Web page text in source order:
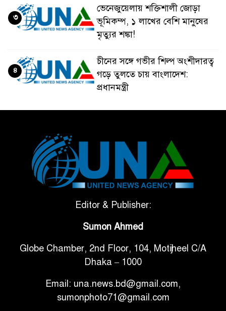
ভেনেজুয়েলায় শক্তিশালী জোড়া
ভূমিকম্প, ১ লাখের বেশি মানুষের
মৃত্যুর শঙ্কা!
৩
চীনের সঙ্গে গভীর শিল্প অংশীদারত্ব
গড়ে তুলতে চায় বাংলাদেশ:
প্রধানমন্ত্রী
৪
টানা ৩ ম্যাচে গোল ভিনির, ইতিহাস
বলছে বিশ্বকাপ জিতবে ব্রাজিল
সরকারি ৩শ কেজি বই বিক্রির
গাড়ি বিক্রির পর মালিকানা
পরিবর্তনে কঠোর নির্দেশনা
আ.লীগ ও বিএনপির বিরুদ্ধে
Editor & Publisher:
Sumon Ahmed
Globe Chamber, 2nd Floor, 104, Motijheel C/A
Dhaka – 1000
Email: una.news.bd@gmail.com,
sumonphoto71@gmail.com